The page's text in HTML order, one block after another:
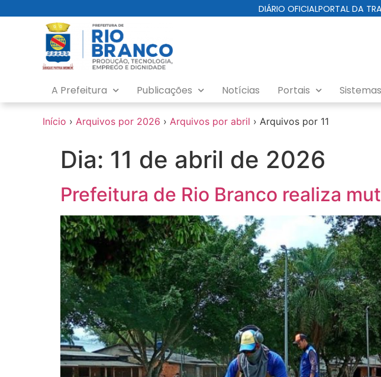
conteúdo
DIÁRIO OFICIALPORTAL DA
A Prefeitura Publicações Notícias Portais
Início › Arquivos por 2026 › Arquivos por abril › Arquivos por 11
Dia: 11 de abril de 2026
Prefeitura de Rio Branco realiza